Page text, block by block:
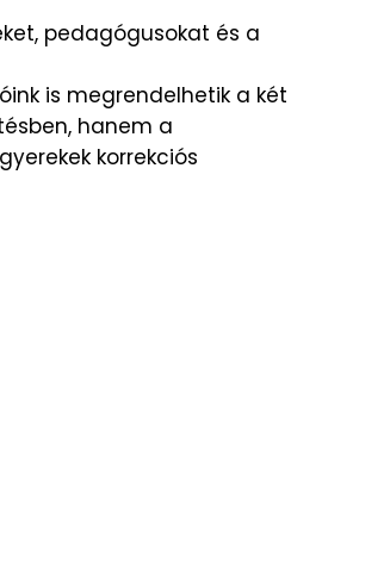
pedagógusokat és a
is megrendelhetik a két
hanem a
korrekciós